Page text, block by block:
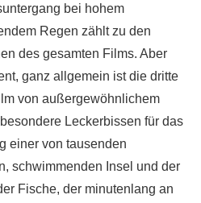
bei hohem
Regen zählt zu den
des gesamten Films. Aber
ganz allgemein ist die dritte
von außergewöhnlichem
Leckerbissen für das
einer von tausenden
schwimmenden Insel und der
Fische, der minutenlang an